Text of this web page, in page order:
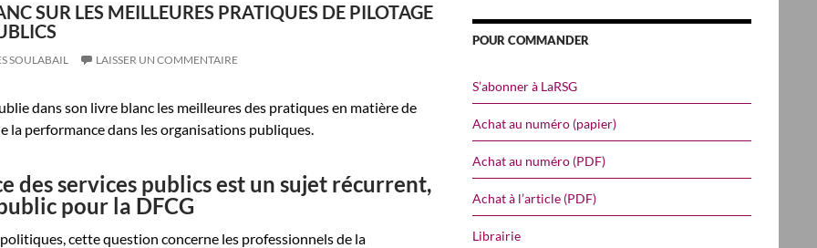
SUR LES MEILLEURES PRATIQUES DE PILOTAGE
SOULABAIL LAISSER UN COMMENTAIRE
dans son livre blanc les meilleures des pratiques en matière de
la performance dans les organisations publiques.
des services publics est un sujet récurrent,
pour la DFCG
cette question concerne les professionnels de la
POUR COMMANDER
S’abonner à LaRSG
Achat au numéro (papier)
Achat au numéro (PDF)
Achat à l’article (PDF)
Librairie